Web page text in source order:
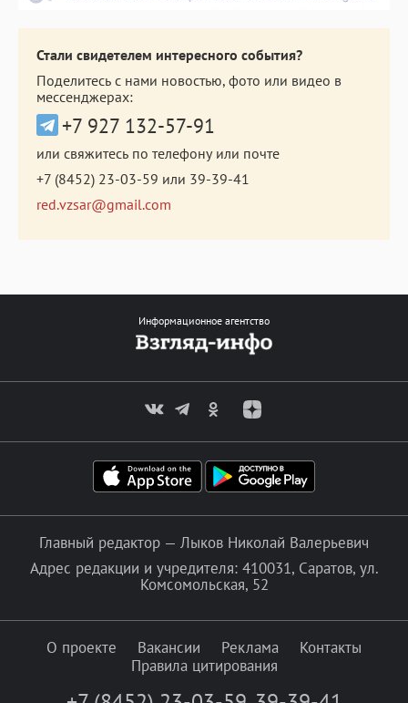
Стали свидетелем интересного события?
Поделитесь с нами новостью, фото или видео в
мессенджерах:
+7 927 132-57-91
или свяжитесь по телефону или почте
+7 (8452) 23-03-59 или 39-39-41
red.vzsar@gmail.com
Информационное агентство
Главный редактор — Лыков Николай Валерьевич
Адрес редакции и учредителя: 410031, Саратов, ул.
Комсомольская, 52
О проекте Вакансии Реклама
Контакты
Правила цитирования